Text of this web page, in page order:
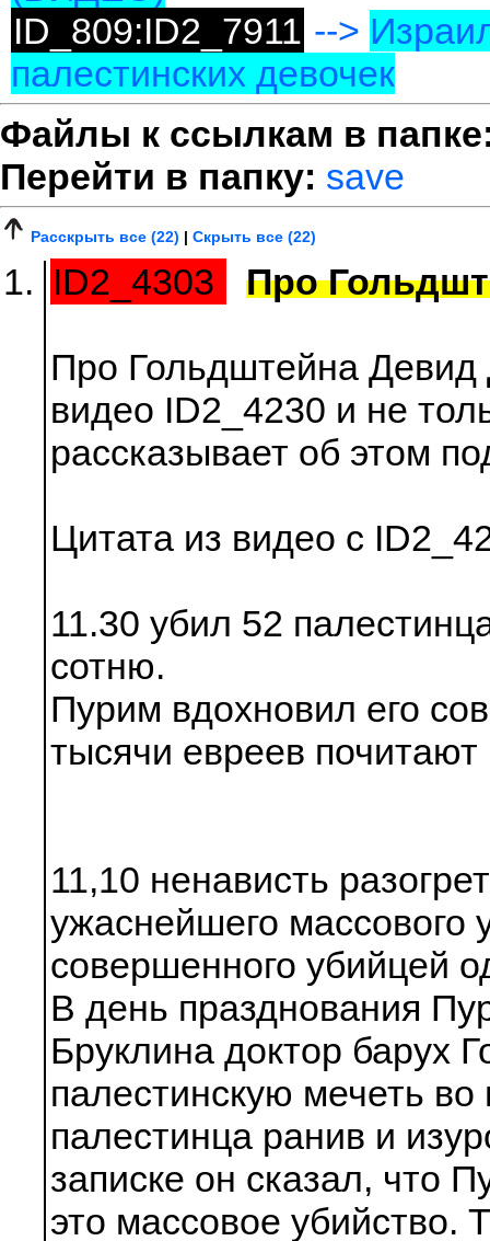
ID_809:ID2_7911 -->
палестинских девочек
Файлы к ссылкам в
Перейти в папку: save
Расскрыть все (22) | Скрыть все (22)
ID2_4303 Про
Про Гольдштейна Девид
видео ID2_4230 и не
рассказывает об этом
Цитата из видео с
11.30 убил 52
сотню.
Пурим вдохновил его
тысячи евреев
11,10 ненависть
ужаснейшего массового
совершенного убийцей
В день празднования
Бруклина доктор барух
палестинскую мечеть
палестинца ранив и
записке он сказал, что
это массовое убийство.